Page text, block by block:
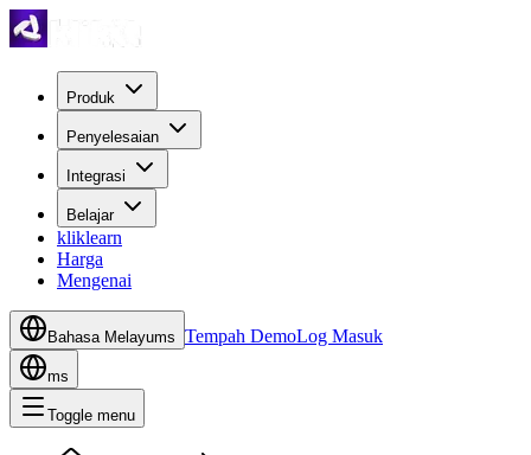
Produk
Penyelesaian
Integrasi
Belajar
kliklearn
Harga
Mengenai
Bahasa Melayums Tempah DemoLog Masuk
ms
Toggle menu